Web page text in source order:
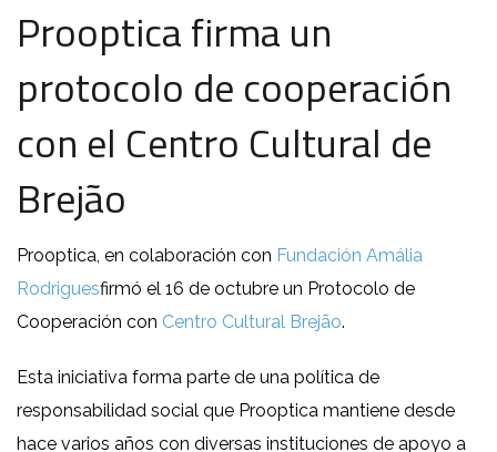
Prooptica firma un
protocolo de cooperación
con el Centro Cultural de
Brejão
Prooptica, en colaboración con Fundación Amália
Rodriguesfirmó el 16 de octubre un Protocolo de
Cooperación con Centro Cultural Brejão.
Esta iniciativa forma parte de una política de
responsabilidad social que Prooptica mantiene desde
hace varios años con diversas instituciones de apoyo a